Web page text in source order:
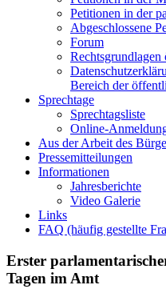
Petitionen in der
Abgeschlossene
Forum
Bereich der
Sprechtage
Sprechtagsliste
Online-
Aus der Arbeit des
Pressemitteilungen
Informationen
Jahresberichte
Video Galerie
Links
FAQ (häufig gestellte
Erster
Tagen im Amt